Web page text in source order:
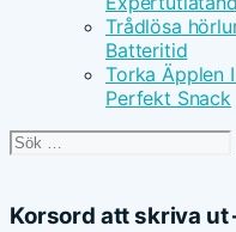
Trådlösa
Batteritid
Torka Äpplen
Perfekt Snack
Sök
Korsord att skriva